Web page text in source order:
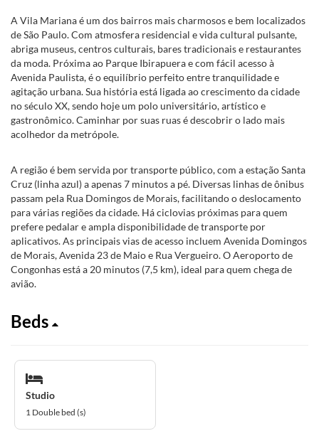
A Vila Mariana é um dos bairros mais charmosos e bem localizados
de São Paulo. Com atmosfera residencial e vida cultural pulsante,
abriga museus, centros culturais, bares tradicionais e restaurantes
da moda. Próxima ao Parque Ibirapuera e com fácil acesso à
Avenida Paulista, é o equilíbrio perfeito entre tranquilidade e
agitação urbana. Sua história está ligada ao crescimento da cidade
no século XX, sendo hoje um polo universitário, artístico e
gastronômico. Caminhar por suas ruas é descobrir o lado mais
acolhedor da metrópole.
A região é bem servida por transporte público, com a estação Santa
Cruz (linha azul) a apenas 7 minutos a pé. Diversas linhas de ônibus
passam pela Rua Domingos de Morais, facilitando o deslocamento
para várias regiões da cidade. Há ciclovias próximas para quem
prefere pedalar e ampla disponibilidade de transporte por
aplicativos. As principais vias de acesso incluem Avenida Domingos
de Morais, Avenida 23 de Maio e Rua Vergueiro. O Aeroporto de
Congonhas está a 20 minutos (7,5 km), ideal para quem chega de
avião.
Beds
Studio
1 Double bed (s)